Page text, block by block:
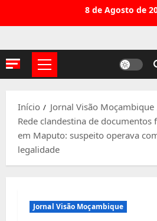
conteúdo
8 de Agosto de
Menu
Início
Jornal Visão Moçambique
Rede clandestina de documentos
em Maputo: suspeito operava
legalidade
Jornal Visão Moçambique